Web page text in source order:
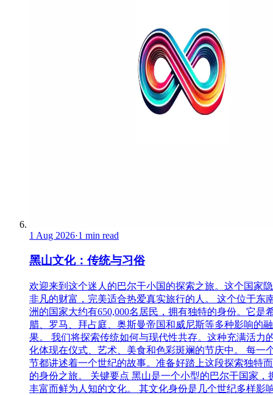
1 Aug 2026·1 min read
黑山文化：传统与习俗
欢迎来到这个迷人的巴尔干小国的探索之旅。这个国家
非凡的财富，完美适合热爱真实旅行的人。 这个位于东
洲的国家大约有650,000名居民，拥有独特的身份。它是
腊、罗马、拜占庭、奥斯曼帝国和威尼斯等多种影响的
果。 我们将探索传统如何与现代性共存。这种充满活力
化体现在仪式、艺术、美食和色彩斑斓的节庆中。 每一
节都讲述着一个世纪的故事。准备好踏上这段探索独特
的身份之旅。 关键要点 黑山是一个小型的巴尔干国家，
丰富而鲜为人知的文化。 其文化身份是几个世纪多样影